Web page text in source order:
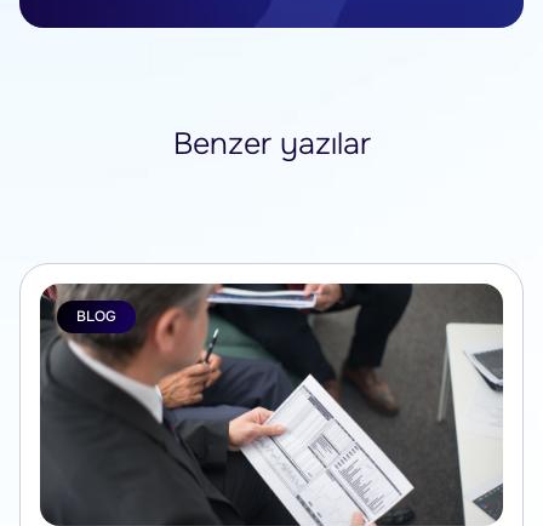
Benzer yazılar
BLOG